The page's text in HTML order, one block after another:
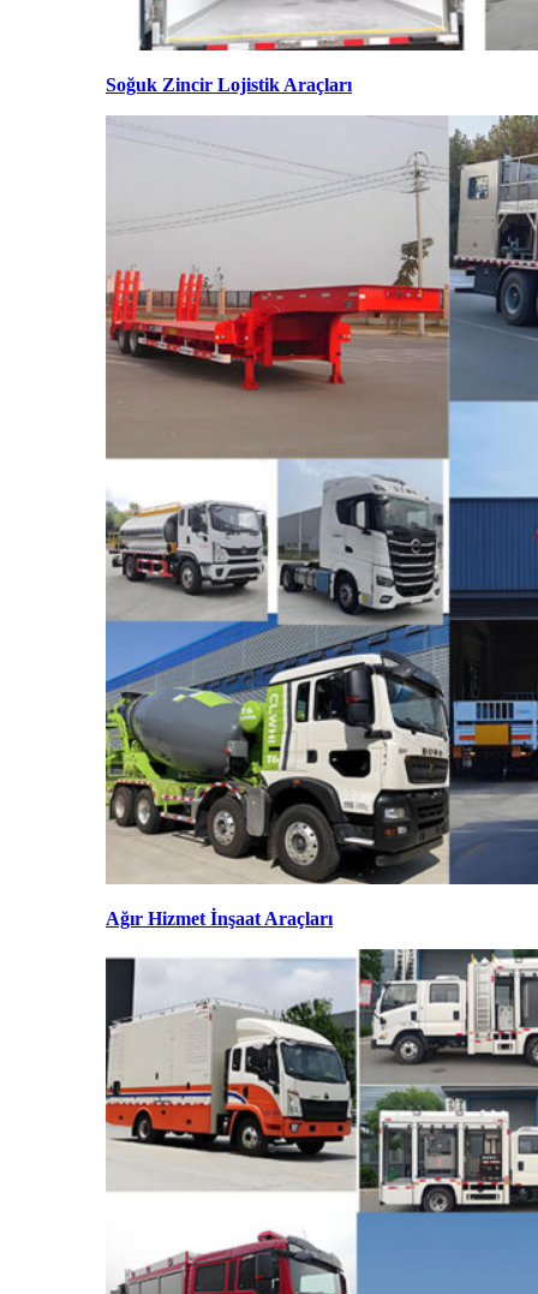
Soğuk Zincir Lojistik Araçları
Ağır Hizmet İnşaat Araçları